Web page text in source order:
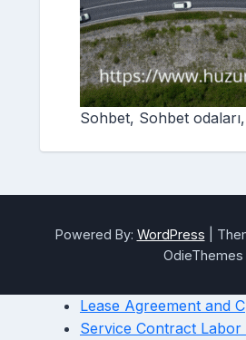
Sohbet, Sohbet
Powered By: WordPress
OdieThemes
Lease Agreement and
Service Contract Labor